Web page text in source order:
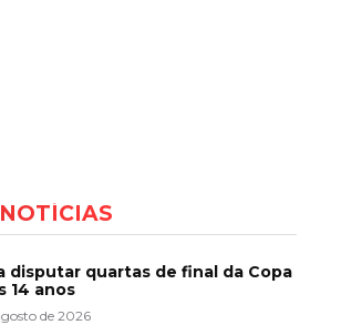
disputar quartas de final da Copa
14 anos
de 2026